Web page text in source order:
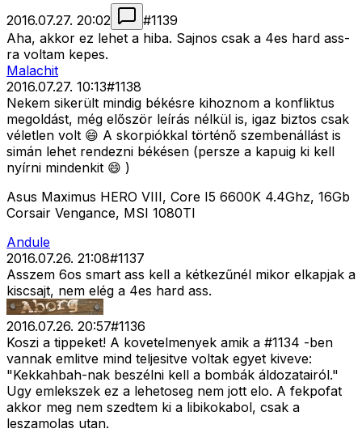
2016.07.27. 20:02 #1139
Aha, akkor ez lehet a hiba. Sajnos csak a 4es hard ass-
ra voltam kepes.
Malachit
2016.07.27. 10:13#1138
Nekem sikerült mindig békésre kihoznom a konfliktus
megoldást, még először leírás nélkül is, igaz biztos csak
véletlen volt 😄 A skorpiókkal történő szembenállást is
simán lehet rendezni békésen (persze a kapuig ki kell
nyírni mindenkit 😄 )
Asus Maximus HERO VIII, Core I5 6600K 4.4Ghz, 16Gb
Corsair Vengance, MSI 1080TI
Andule
2016.07.26. 21:08#1137
Asszem 6os smart ass kell a kétkezűnél mikor elkapjak a
kiscsajt, nem elég a 4es hard ass.
2016.07.26. 20:57#1136
Koszi a tippeket! A kovetelmenyek amik a #1134 -ben
vannak emlitve mind teljesitve voltak egyet kiveve:
"Kekkahbah-nak beszélni kell a bombák áldozatairól."
Ugy emlekszek ez a lehetoseg nem jott elo. A fekpofat
akkor meg nem szedtem ki a libikokabol, csak a
leszamolas utan.